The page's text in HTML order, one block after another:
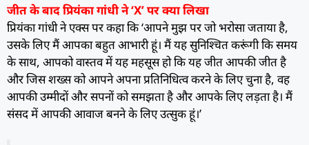
जीत के बाद प्रियंका गांधी ने ‘X’ पर क्या लिखा
प्रियंका गांधी ने एक्स पर कहा कि ‘आपने मुझ पर जो भरोसा जताया है,
उसके लिए मैं आपका बहुत आभारी हूं। मैं यह सुनिश्चित करूंगी कि समय
के साथ, आपको वास्तव में यह महसूस हो कि यह जीत आपकी जीत है
और जिस शख्स को आपने अपना प्रतिनिधित्व करने के लिए चुना है, वह
आपकी उम्मीदों और सपनों को समझता है और आपके लिए लड़ता है। मैं
संसद में आपकी आवाज बनने के लिए उत्सुक हूं।’